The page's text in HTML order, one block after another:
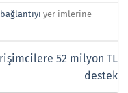
bağlantıyı yer imlerine
52 milyon TL
destek